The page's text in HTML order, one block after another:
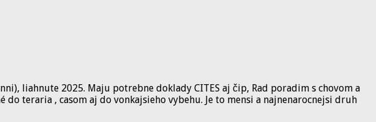
liahnute 2025. Maju potrebne doklady CITES aj čip, Rad poradim s chovom a
teraria , casom aj do vonkajsieho vybehu. Je to mensi a najnenarocnejsi druh